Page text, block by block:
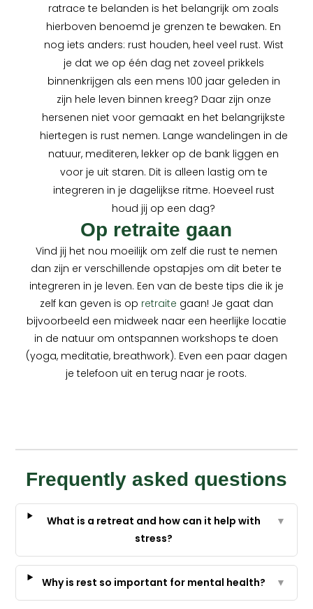
ratrace te belanden is het belangrijk om zoals
hierboven benoemd je grenzen te bewaken. En
nog iets anders: rust houden, heel veel rust. Wist
je dat we op één dag net zoveel prikkels
binnenkrijgen als een mens 100 jaar geleden in
zijn hele leven binnen kreeg? Daar zijn onze
hersenen niet voor gemaakt en het belangrijkste
hiertegen is rust nemen. Lange wandelingen in de
natuur, mediteren, lekker op de bank liggen en
voor je uit staren. Dit is alleen lastig om te
integreren in je dagelijkse ritme. Hoeveel rust
houd jij op een dag?
Op retraite gaan
Vind jij het nou moeilijk om zelf die rust te nemen
dan zijn er verschillende opstapjes om dit beter te
integreren in je leven. Een van de beste tips die ik je
zelf kan geven is op retraite gaan! Je gaat dan
bijvoorbeeld een midweek naar een heerlijke locatie
in de natuur om ontspannen workshops te doen
(yoga, meditatie, breathwork). Even een paar dagen
je telefoon uit en terug naar je roots.
Frequently asked questions
What is a retreat and how can it help with
stress?
▼
Why is rest so important for mental health? ▼